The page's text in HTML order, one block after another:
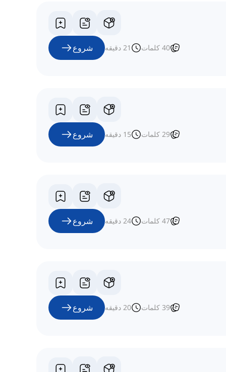
40 کلمات 21 دقیقه شروع
29 کلمات 15 دقیقه شروع
47 کلمات 24 دقیقه شروع
39 کلمات 20 دقیقه شروع